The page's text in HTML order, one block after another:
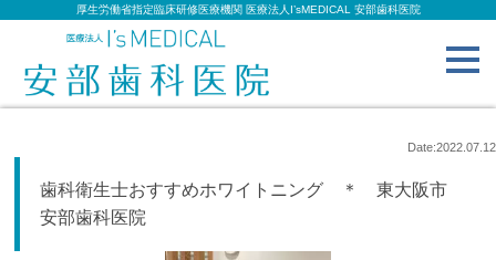
厚生労働省指定臨床研修医療機関 医療法人I’sMEDICAL 安部歯科医院
Date:2022.07.12
歯科衛生士おすすめホワイトニング ＊ 東大阪市
安部歯科医院